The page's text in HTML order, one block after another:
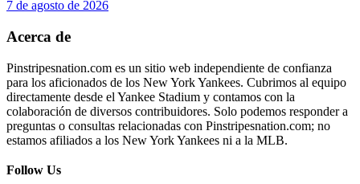
7 de agosto de 2026
Acerca de
Pinstripesnation.com es un sitio web independiente de confianza
para los aficionados de los New York Yankees. Cubrimos al equipo
directamente desde el Yankee Stadium y contamos con la
colaboración de diversos contribuidores. Solo podemos responder a
preguntas o consultas relacionadas con Pinstripesnation.com; no
estamos afiliados a los New York Yankees ni a la MLB.
Follow Us